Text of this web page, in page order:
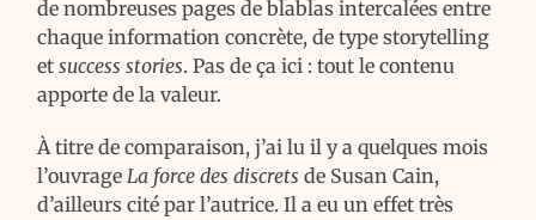
de nombreuses pages de blablas intercalées entre
chaque information concrète, de type storytelling
etsuccess stories. Pas de ça ici : tout le contenu
apporte de la valeur.
À titre de comparaison, j’ai lu il y a quelques mois
l’ouvrageLa force des discrets de Susan Cain,
d’ailleurs cité par l’autrice. Il a eu un effet très